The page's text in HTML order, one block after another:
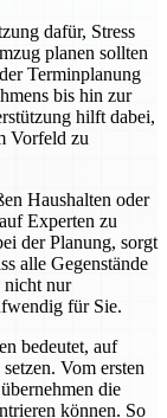
dafür, Stress
planen sollten
Terminplanung
bis hin zur
hilft dabei,
Vorfeld zu
Haushalten oder
Experten zu
der Planung, sorgt
alle Gegenstände
nicht nur
für Sie.
bedeutet, auf
Vom ersten
die
können. So